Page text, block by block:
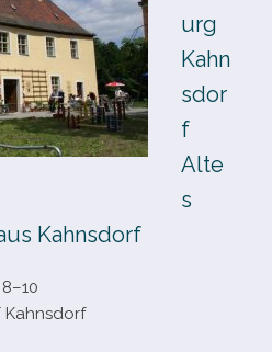
urg
Kahn
sdor
f
Alte
s
Kahnsdorf
Kahnsdorf